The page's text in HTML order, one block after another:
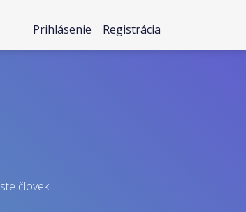
Prihlásenie Registrácia
človek.